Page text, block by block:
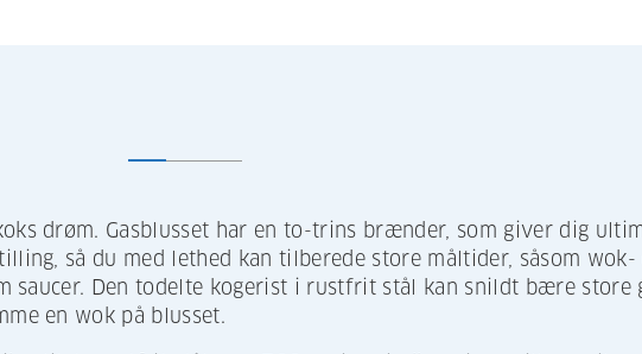
drøm. Gasblusset har en to-trins brænder, som giver dig
så du med lethed kan tilberede store måltider, såsom wok-
saucer. Den todelte kogerist i rustfrit stål kan snildt bære store
en wok på blusset.